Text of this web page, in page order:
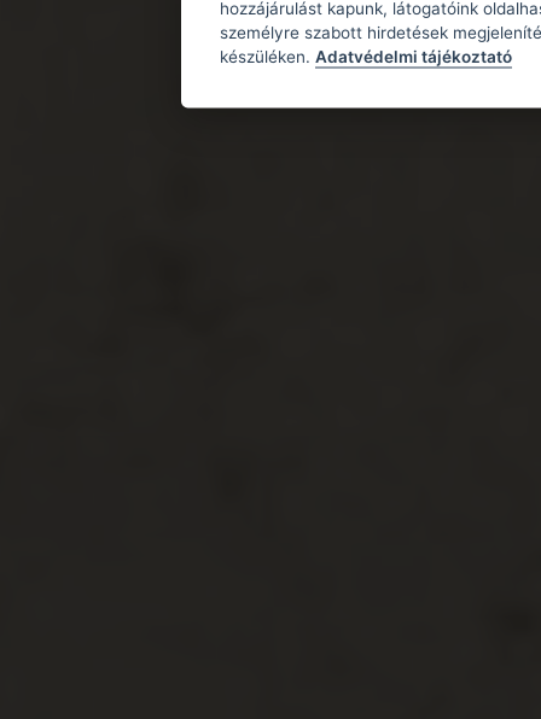
hozzájárulást kapunk, látogatóink
személyre szabott hirdetések
készüléken. Adatvédelmi tájékoztató